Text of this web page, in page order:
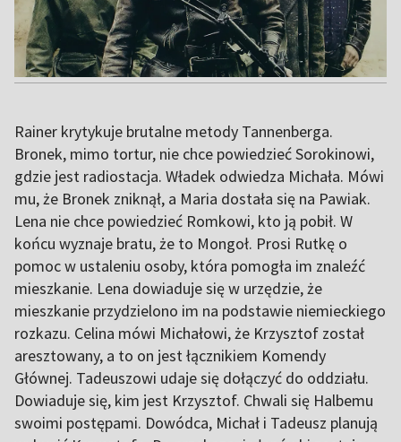
Rainer krytykuje brutalne metody Tannenberga.
Bronek, mimo tortur, nie chce powiedzieć Sorokinowi,
gdzie jest radiostacja. Władek odwiedza Michała. Mówi
mu, że Bronek zniknął, a Maria dostała się na Pawiak.
Lena nie chce powiedzieć Romkowi, kto ją pobił. W
końcu wyznaje bratu, że to Mongoł. Prosi Rutkę o
pomoc w ustaleniu osoby, która pomogła im znaleźć
mieszkanie. Lena dowiaduje się w urzędzie, że
mieszkanie przydzielono im na podstawie niemieckiego
rozkazu. Celina mówi Michałowi, że Krzysztof został
aresztowany, a to on jest łącznikiem Komendy
Głównej. Tadeuszowi udaje się dołączyć do oddziału.
Dowiaduje się, kim jest Krzysztof. Chwali się Halbemu
swoimi postępami. Dowódca, Michał i Tadeusz planują